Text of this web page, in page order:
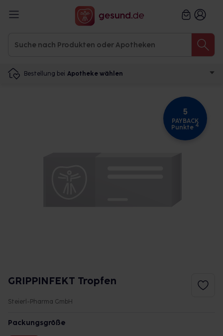
Bestellung bei Apotheke wählen
5
PAYBACK
Punkte 4
GRIPPINFEKT Tropfen
Steierl-Pharma GmbH
Packungsgröße